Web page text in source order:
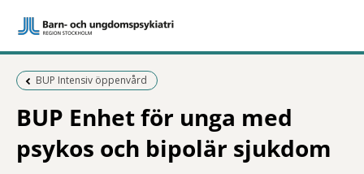
Föregående sida:
BUP Intensiv öppenvård
BUP Enhet för unga med
psykos och bipolär sjukdom